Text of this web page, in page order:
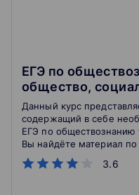
ЕГЭ по
общество,
3.6
Данный курс
содержащий в себе
ЕГЭ по обществознанию
Вы найдёте материал
общество» и
успешно сдать экзамен